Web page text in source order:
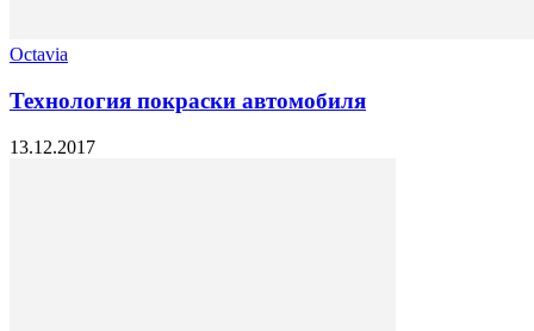
Octavia
Технология покраски автомобиля
13.12.2017